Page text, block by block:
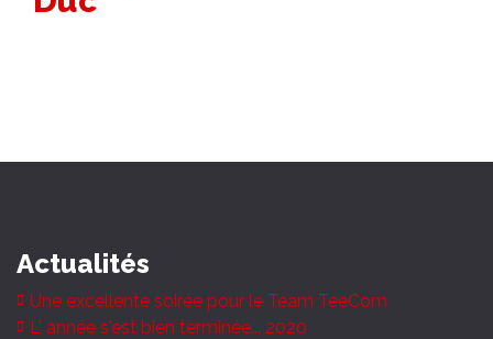
Actualités
Une excellente soirée pour le Team TeeCom
L' année s'est bien terminée... 2020